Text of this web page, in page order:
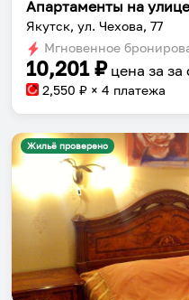
Апартаменты на
Якутск, ул. Чехова, 77
Мгновенное
10,201₽ цена за за
2,550 ₽ × 4 платежа
Жильё проверено